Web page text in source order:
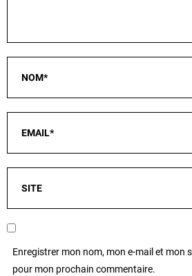
Enregistrer mon nom, mon e-mail et mon
pour mon prochain commentaire.